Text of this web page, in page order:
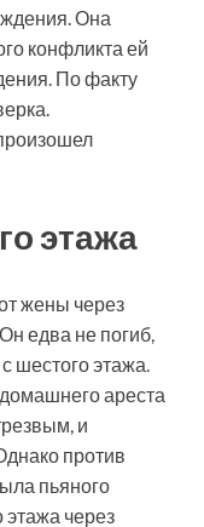
Она
конфликта ей
По факту
этажа
жены через
едва не погиб,
шестого этажа.
ареста
и
против
пьяного
этажа через